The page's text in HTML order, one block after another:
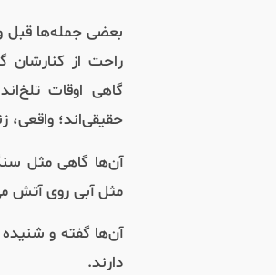
بعضی جمله‌ها قبل
راحت از
گاهی اوقات
حقیقی‌اند؛
آن‌ها گاهی مثل
مثل آبی روی آتش
آن‌ها گفته و
دارند.